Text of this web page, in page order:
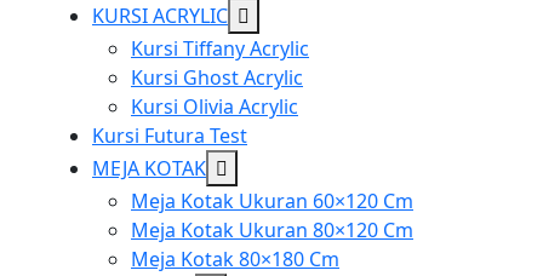
KURSI ACRYLIC Show
sub
menu
Kursi Tiffany Acrylic
Kursi Ghost Acrylic
Kursi Olivia Acrylic
Kursi Futura Test
MEJA KOTAK Show
sub
menu
Meja Kotak Ukuran 60×120 Cm
Meja Kotak Ukuran 80×120 Cm
Meja Kotak 80×180 Cm